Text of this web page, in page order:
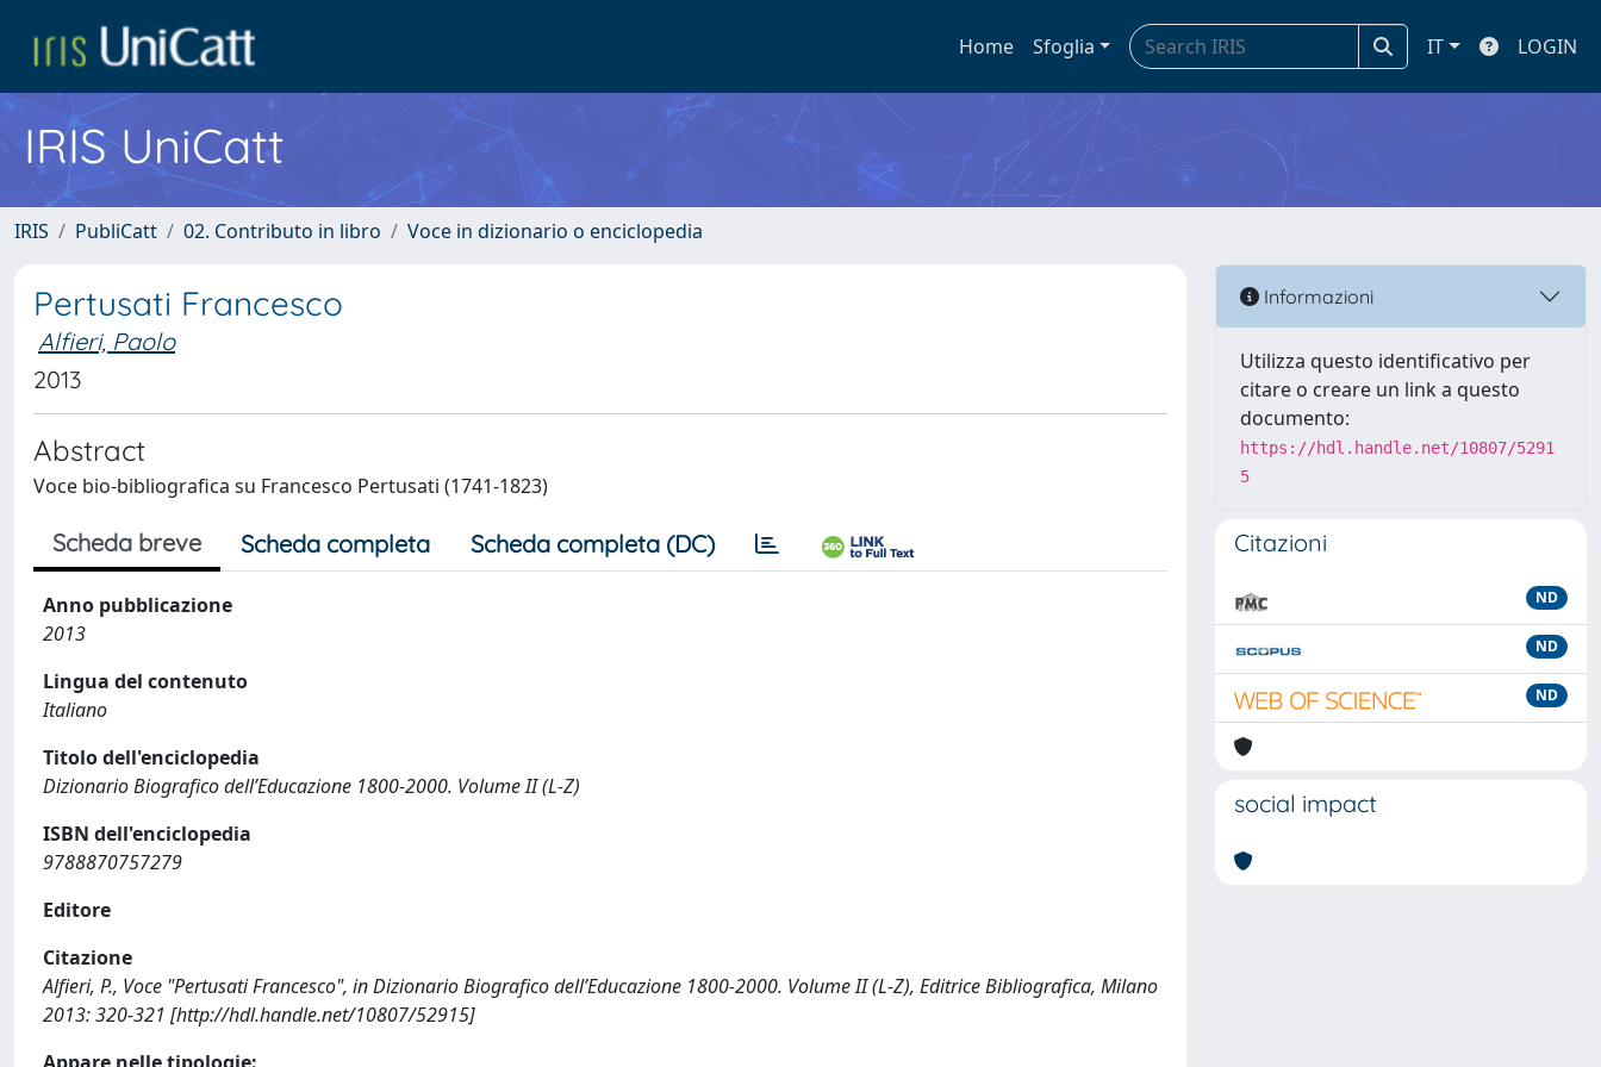
Home Sfoglia IT LOGIN
IRIS UniCatt
IRIS PubliCatt 02. Contributo in libro Voce in dizionario o enciclopedia
Pertusati Francesco
Alfieri, Paolo
2013
Abstract
Voce bio-bibliografica su Francesco Pertusati (1741-1823)
Scheda breve Scheda completa Scheda completa (DC)
Anno pubblicazione
2013
Lingua del contenuto
Italiano
Titolo dell'enciclopedia
Dizionario Biografico dell’Educazione 1800-2000. Volume II (L-Z)
ISBN dell'enciclopedia
9788870757279
Editore
Citazione
Alfieri, P., Voce "Pertusati Francesco", in Dizionario Biografico dell’Educazione 1800-2000. Volume II (L-Z), Editrice Bibliografica, Milano
2013: 320-321 [http://hdl.handle.net/10807/52915]
Informazioni
Utilizza questo identificativo per
citare o creare un link a questo
documento:
https://hdl.handle.net/10807/5291
5
Citazioni
ND
ND
ND
social impact